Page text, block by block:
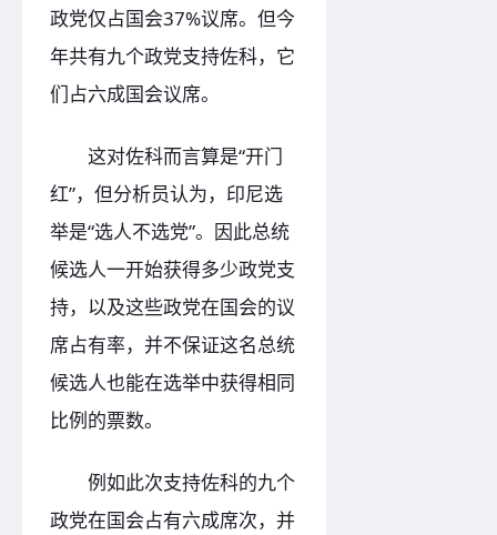
政党仅占国会37%议席。但今
年共有九个政党支持佐科，它
们占六成国会议席。
这对佐科而言算是“开门
红”，但分析员认为，印尼选
举是“选人不选党”。因此总统
候选人一开始获得多少政党支
持，以及这些政党在国会的议
席占有率，并不保证这名总统
候选人也能在选举中获得相同
比例的票数。
例如此次支持佐科的九个
政党在国会占有六成席次，并